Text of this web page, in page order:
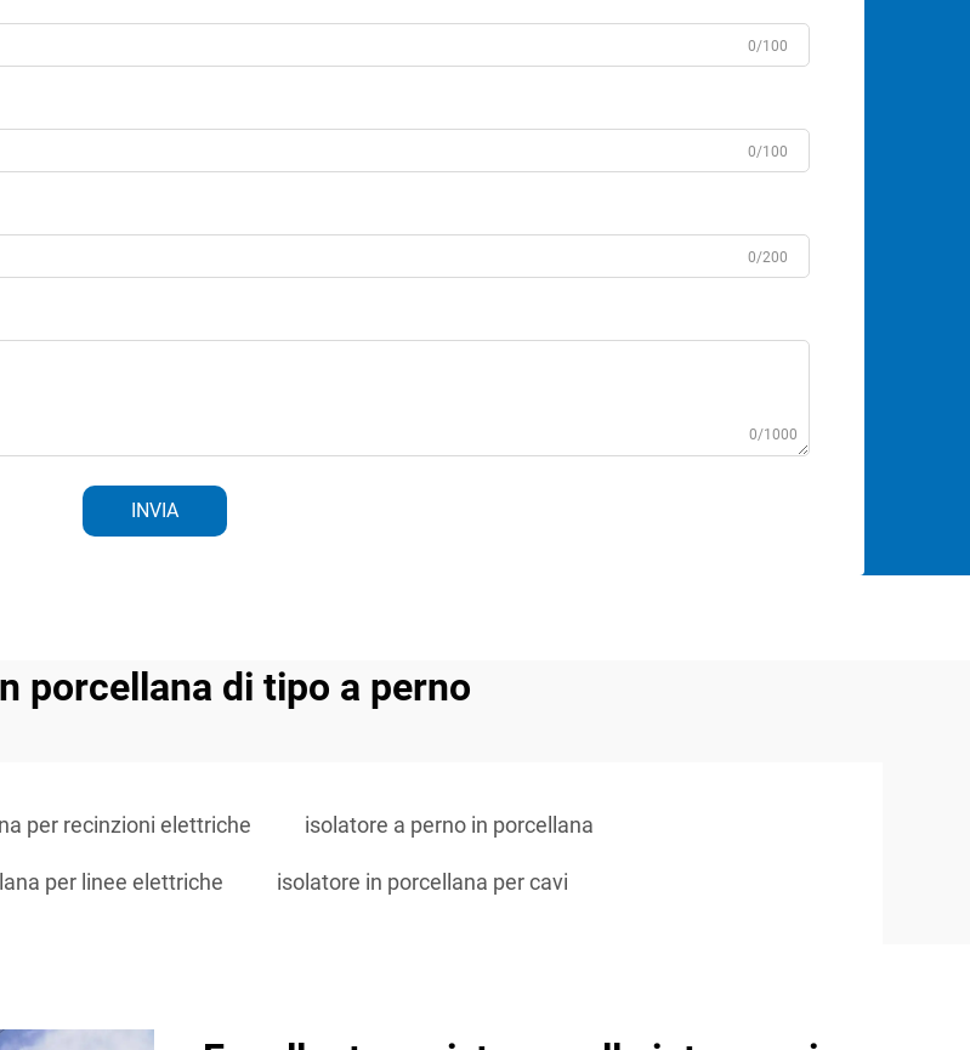
0/100
0/100
0/200
0/1000
INVIA
porcellana di tipo a perno
per recinzioni elettriche isolatore a perno in porcellana
per linee elettriche isolatore in porcellana per cavi